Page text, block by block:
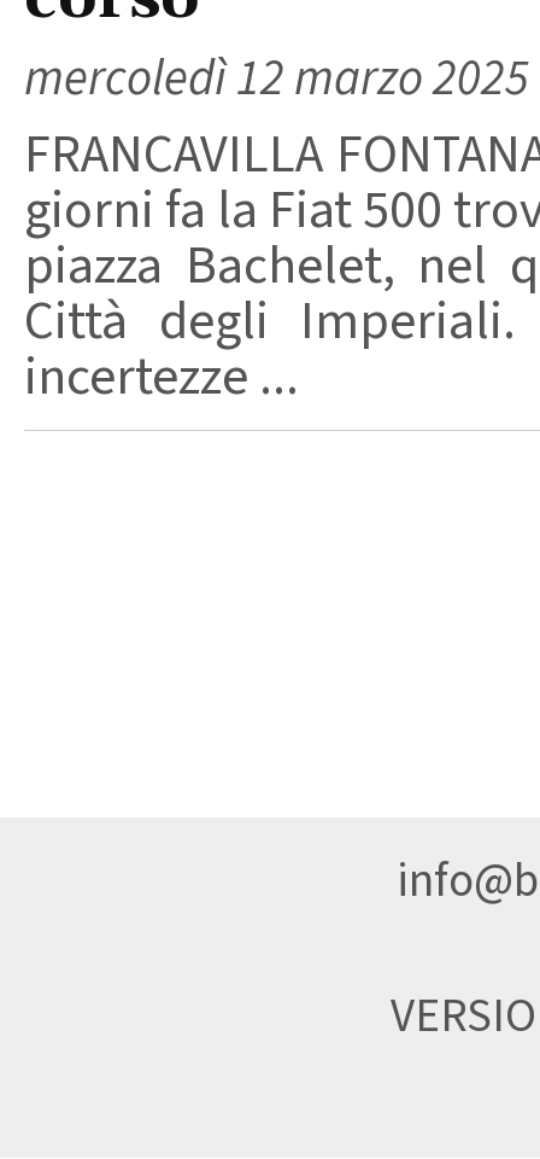
mercoledì 12 marzo 2025
FRANCAVILLA
giorni fa la Fiat 500
piazza Bachelet, nel
Città degli
incertezze ...